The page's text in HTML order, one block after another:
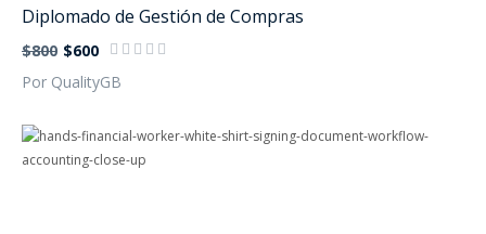
Diplomado de Gestión de Compras
$800 $600
Por QualityGB